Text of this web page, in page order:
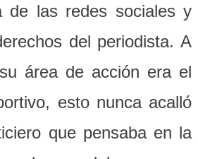
de las redes sociales y
del periodista. A
área de acción era el
esto nunca acalló
que pensaba en la